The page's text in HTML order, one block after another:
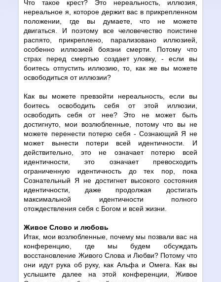
Что такое крест? Это нереальность, иллюзия,
нереальное я, которое держит вас в прикрепленном
положении, где вы думаете, что не можете
двигаться. И поэтому все человечество поистине
распято, прикреплено, парализовано иллюзией,
особенно иллюзией боязни смерти. Потому что
страх перед смертью создает уловку, - если вы
боитесь отпустить иллюзию, то, как же вы можете
освободиться от иллюзии?
Как вы можете превзойти нереальность, если вы
боитесь освободить себя от этой иллюзии,
освободить себя от нее? Это не может быть
достигнуто, мои возлюбленные, потому что вы не
можете перенести потерю себя - Сознающий Я не
может вынести потери всей идентичности. И
действительно, это не означает потерю всей
идентичности, это означает превосходить
ограниченную идентичность до тех пор, пока
Сознательный Я не достигнет высокого состояния
идентичности, даже продолжая достигать
максимальной идентичности полного
отождествления себя с Богом и всей жизни.
Живое Слово и любовь
Итак, мои возлюбленные, почему мы позвали вас на
конференцию, где мы будем обсуждать
восстановление Живого Слова и Любви? Потому что
они идут рука об руку, как Альфа и Омега. Как вы
услышите далее на этой конференции, Живое